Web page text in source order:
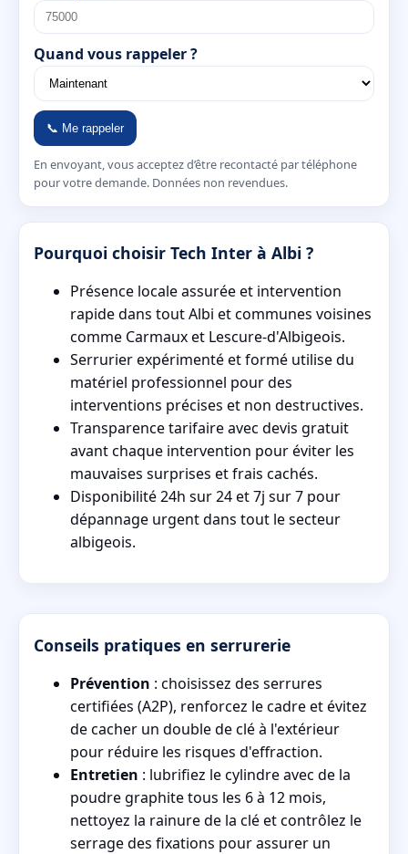
Quand vous rappeler ?
📞 Me rappeler
En envoyant, vous acceptez d’être recontacté par téléphone
pour votre demande. Données non revendues.
Pourquoi choisir Tech Inter à Albi ?
Présence locale assurée et intervention
rapide dans tout Albi et communes voisines
comme Carmaux et Lescure-d'Albigeois.
Serrurier expérimenté et formé utilise du
matériel professionnel pour des
interventions précises et non destructives.
Transparence tarifaire avec devis gratuit
avant chaque intervention pour éviter les
mauvaises surprises et frais cachés.
Disponibilité 24h sur 24 et 7j sur 7 pour
dépannage urgent dans tout le secteur
albigeois.
Conseils pratiques en serrurerie
Prévention : choisissez des serrures
certifiées (A2P), renforcez le cadre et évitez
de cacher un double de clé à l'extérieur
pour réduire les risques d'effraction.
Entretien : lubrifiez le cylindre avec de la
poudre graphite tous les 6 à 12 mois,
nettoyez la rainure de la clé et contrôlez le
serrage des fixations pour assurer un